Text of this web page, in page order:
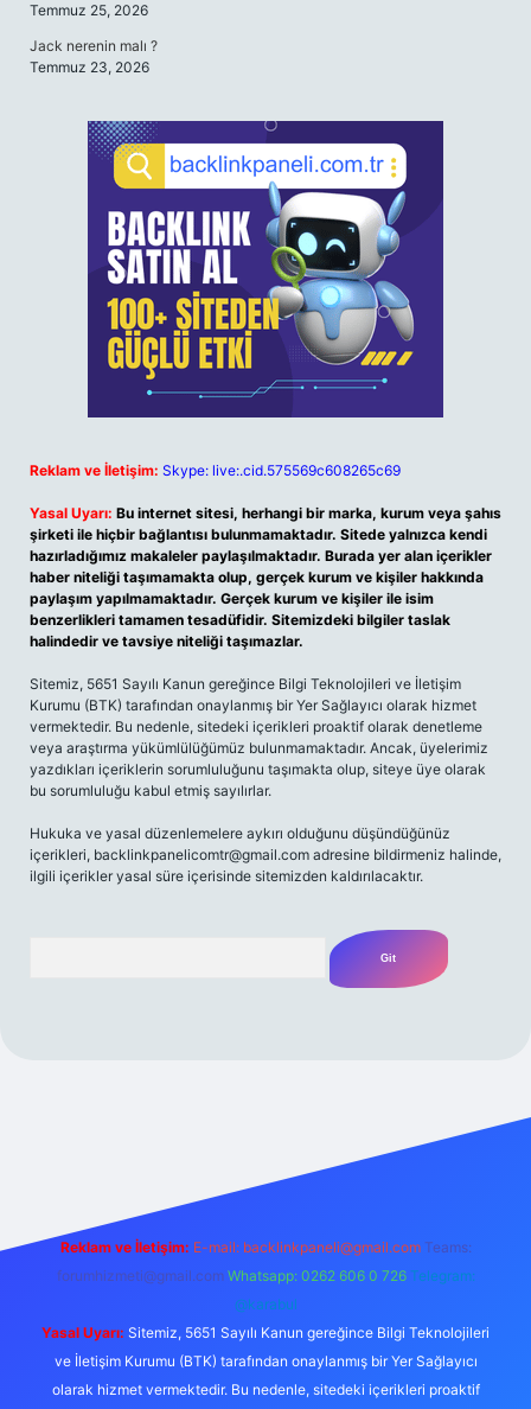
Temmuz 25, 2026
Jack nerenin malı ?
Temmuz 23, 2026
Reklam ve İletişim: Skype: live:.cid.575569c608265c69
Yasal Uyarı: Bu internet sitesi, herhangi bir marka, kurum veya şahıs
şirketi ile hiçbir bağlantısı bulunmamaktadır. Sitede yalnızca kendi
hazırladığımız makaleler paylaşılmaktadır. Burada yer alan içerikler
haber niteliği taşımamakta olup, gerçek kurum ve kişiler hakkında
paylaşım yapılmamaktadır. Gerçek kurum ve kişiler ile isim
benzerlikleri tamamen tesadüfidir. Sitemizdeki bilgiler taslak
halindedir ve tavsiye niteliği taşımazlar.
Sitemiz, 5651 Sayılı Kanun gereğince Bilgi Teknolojileri ve İletişim
Kurumu (BTK) tarafından onaylanmış bir Yer Sağlayıcı olarak hizmet
vermektedir. Bu nedenle, sitedeki içerikleri proaktif olarak denetleme
veya araştırma yükümlülüğümüz bulunmamaktadır. Ancak, üyelerimiz
yazdıkları içeriklerin sorumluluğunu taşımakta olup, siteye üye olarak
bu sorumluluğu kabul etmiş sayılırlar.
Hukuka ve yasal düzenlemelere aykırı olduğunu düşündüğünüz
içerikleri, backlinkpanelicomtr@gmail.com adresine bildirmeniz halinde,
ilgili içerikler yasal süre içerisinde sitemizden kaldırılacaktır.
Reklam ve İletişim: E-mail: backlinkpaneli@gmail.com Teams:
forumhizmeti@gmail.com Whatsapp: 0262 606 0 726 Telegram:
@karabul
Yasal Uyarı: Sitemiz, 5651 Sayılı Kanun gereğince Bilgi Teknolojileri
ve İletişim Kurumu (BTK) tarafından onaylanmış bir Yer Sağlayıcı
olarak hizmet vermektedir. Bu nedenle, sitedeki içerikleri proaktif